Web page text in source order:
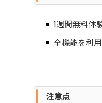
1週間無料体
全機能を利
注意点